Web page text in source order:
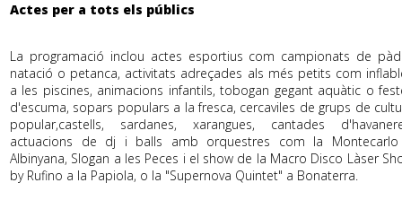
Actes per a tots els públics
La programació inclou actes esportius com campionats de
natació o petanca, activitats adreçades als més petits com
a les piscines, animacions infantils, tobogan gegant aquàtic o
d'escuma, sopars populars a la fresca, cercaviles de grups de
popular,castells, sardanes, xarangues, cantades
actuacions de dj i balls amb orquestres com la
Albinyana, Slogan a les Peces i el show de la Macro Disco Làser
by Rufino a la Papiola, o la "Supernova Quintet" a Bonaterra.